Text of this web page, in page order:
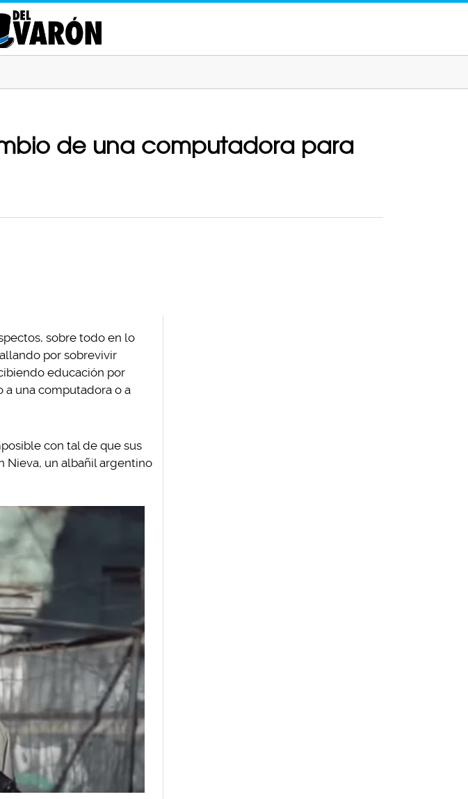
de una computadora para
sobre todo en lo
por sobrevivir
educación por
a una computadora o a
con tal de que sus
Nieva, un albañil argentino